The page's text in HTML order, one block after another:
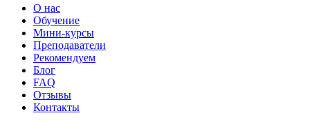
О нас
Обучение
Мини-курсы
Преподаватели
Рекомендуем
Блог
FAQ
Отзывы
Контакты